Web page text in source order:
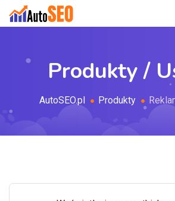
Produkty /
AutoSEO.pl Produkty